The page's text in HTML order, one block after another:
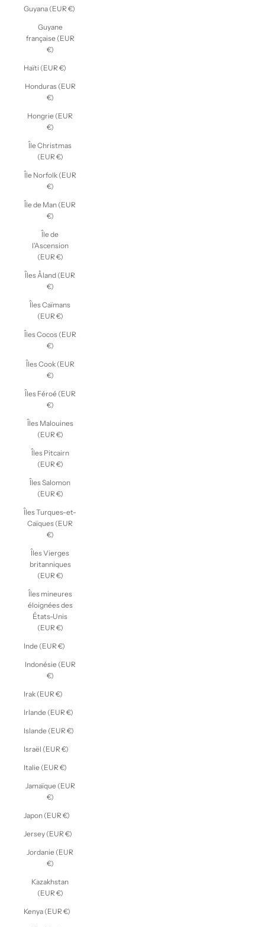
Guyana (EUR €)
Guyane
française (EUR
€)
Haïti (EUR €)
Honduras (EUR
€)
Hongrie (EUR
€)
Île Christmas
(EUR €)
Île Norfolk (EUR
€)
Île de Man (EUR
€)
Île de
l’Ascension
(EUR €)
Îles Åland (EUR
€)
Îles Caïmans
(EUR €)
Îles Cocos (EUR
€)
Îles Cook (EUR
€)
Îles Féroé (EUR
€)
Îles Malouines
(EUR €)
Îles Pitcairn
(EUR €)
Îles Salomon
(EUR €)
Îles Turques-et-
Caïques (EUR
€)
Îles Vierges
britanniques
(EUR €)
Îles mineures
éloignées des
États-Unis
(EUR €)
Inde (EUR €)
Indonésie (EUR
€)
Irak (EUR €)
Irlande (EUR €)
Islande (EUR €)
Israël (EUR €)
Italie (EUR €)
Jamaïque (EUR
€)
Japon (EUR €)
Jersey (EUR €)
Jordanie (EUR
€)
Kazakhstan
(EUR €)
Kenya (EUR €)